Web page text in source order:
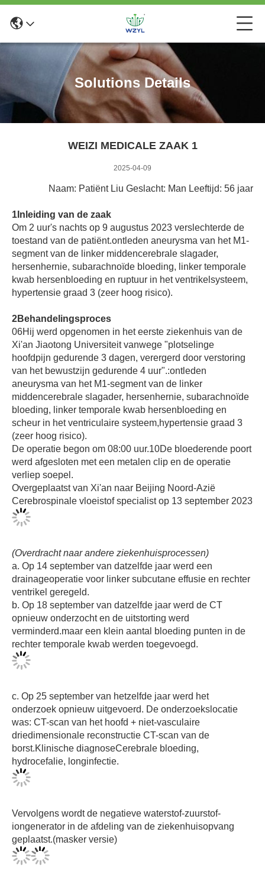
Solutions Details
WEIZI MEDICALE ZAAK 1
2025-04-09
Naam: Patiënt Liu Geslacht: Man Leeftijd: 56 jaar
1Inleiding van de zaak
Om 2 uur's nachts op 9 augustus 2023 verslechterde de
toestand van de patiënt.ontleden aneurysma van het M1-
segment van de linker middencerebrale slagader,
hersenhernie, subarachnoïde bloeding, linker temporale
kwab hersenbloeding en ruptuur in het ventrikelsysteem,
hypertensie graad 3 (zeer hoog risico).
2Behandelingsproces
06Hij werd opgenomen in het eerste ziekenhuis van de
Xi'an Jiaotong Universiteit vanwege "plotselinge
hoofdpijn gedurende 3 dagen, verergerd door verstoring
van het bewustzijn gedurende 4 uur".:ontleden
aneurysma van het M1-segment van de linker
middencerebrale slagader, hersenhernie, subarachnoïde
bloeding, linker temporale kwab hersenbloeding en
scheur in het ventriculaire systeem,hypertensie graad 3
(zeer hoog risico).
De operatie begon om 08:00 uur.10De bloederende poort
werd afgesloten met een metalen clip en de operatie
verliep soepel.
Overgeplaatst van Xi'an naar Beijing Noord-Azië
Cerebrospinale vloeistof specialist op 13 september 2023
(Overdracht naar andere ziekenhuisprocessen)
a. Op 14 september van datzelfde jaar werd een
drainageoperatie voor linker subcutane effusie en rechter
ventrikel geregeld.
b. Op 18 september van datzelfde jaar werd de CT
opnieuw onderzocht en de uitstorting werd
verminderd.maar een klein aantal bloeding punten in de
rechter temporale kwab werden toegevoegd.
c. Op 25 september van hetzelfde jaar werd het
onderzoek opnieuw uitgevoerd. De onderzoekslocatie
was: CT-scan van het hoofd + niet-vasculaire
driedimensionale reconstructie CT-scan van de
borst.Klinische diagnoseCerebrale bloeding,
hydrocefalie, longinfectie.
Vervolgens wordt de negatieve waterstof-zuurstof-
iongenerator in de afdeling van de ziekenhuisopvang
geplaatst.(masker versie)